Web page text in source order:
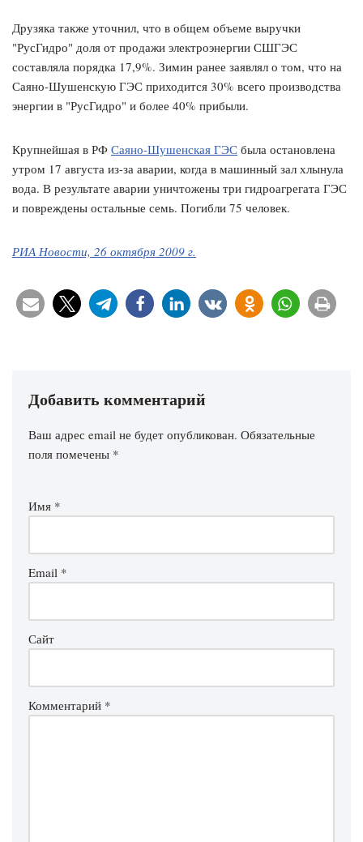
Друзяка также уточнил, что в общем объеме выручки
"РусГидро" доля от продажи электроэнергии СШГЭС
составляла порядка 17,9%. Зимин ранее заявлял о том, что на
Саяно-Шушенскую ГЭС приходится 30% всего производства
энергии в "РусГидро" и более 40% прибыли.
Крупнейшая в РФ Саяно-Шушенская ГЭС была остановлена
утром 17 августа из-за аварии, когда в машинный зал хлынула
вода. В результате аварии уничтожены три гидроагрегата ГЭС
и повреждены остальные семь. Погибли 75 человек.
РИА Новости, 26 октября 2009 г.
Добавить комментарий
Ваш адрес email не будет опубликован. Обязательные
поля помечены *
Имя *
Email *
Сайт
Комментарий *